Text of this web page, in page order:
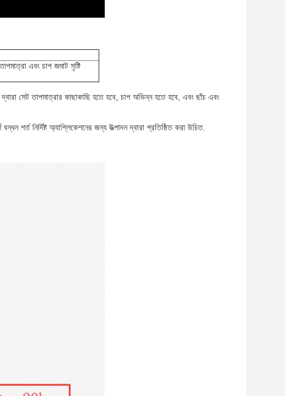
এবং চাপ জমাট সৃষ্টি
সেট তাপমাত্রার কাছাকাছি হতে হবে, চাপ অভিন্ন হতে হবে, এবং ছাঁচ এবং
শর্ত নির্দিষ্ট অ্যাপ্লিকেশনের জন্য উত্পাদন দ্বারা প্রতিষ্ঠিত করা উচিত.